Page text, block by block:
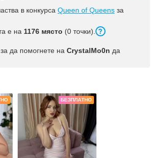
в конкурса Queen of Queens за
е на 1176 място (0 точки).
да помогнете на CrystalMo0n да
БЕЗПЛАТНО